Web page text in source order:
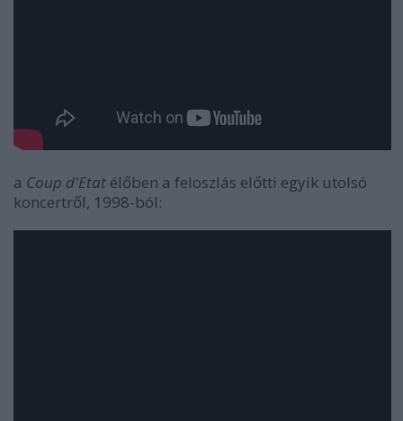
a Coup d'Etat élőben a feloszlás előtti egyik utolsó
koncertről, 1998-ból: